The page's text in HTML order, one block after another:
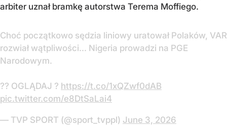
arbiter uznał bramkę autorstwa Terema Moffiego.
Choć początkowo sędzia liniowy uratował Polaków, VAR
rozwiał wątpliwości... Nigeria prowadzi na PGE
Narodowym.
?? OGLĄDAJ ? https://t.co/1xQZwf0dAB
pic.twitter.com/e8DtSaLai4
— TVP SPORT (@sport_tvppl) June 3, 2026